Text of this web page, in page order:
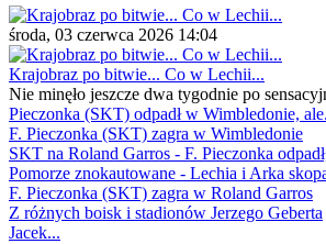
środa, 03 czerwca 2026 14:04
Krajobraz po bitwie... Co w Lechii...
Nie minęło jeszcze dwa tygodnie po
Pieczonka (SKT) odpadł w Wimbledonie,
F. Pieczonka (SKT) zagra w Wimbledonie
SKT na Roland Garros - F. Pieczonka
Pomorze znokautowane - Lechia i Arka
F. Pieczonka (SKT) zagra w Roland Garros
Z różnych boisk i stadionów Jerzego Geberta
Jacek...